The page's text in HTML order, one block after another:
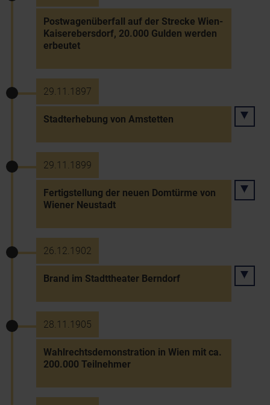
Postwagenüberfall auf der Strecke Wien-
Kaiserebersdorf, 20.000 Gulden werden
erbeutet
29.11.1897
Stadterhebung von Amstetten
29.11.1899
Fertigstellung der neuen Domtürme von
Wiener Neustadt
26.12.1902
Brand im Stadttheater Berndorf
28.11.1905
Wahlrechtsdemonstration in Wien mit ca.
200.000 Teilnehmer